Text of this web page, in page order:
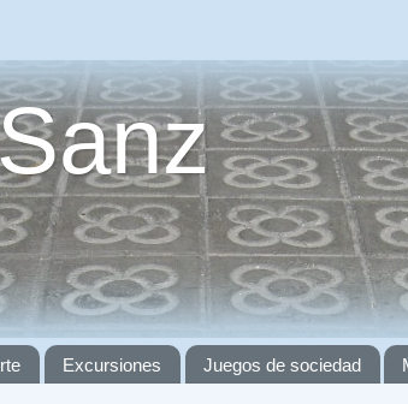
Excursiones Juegos de sociedad